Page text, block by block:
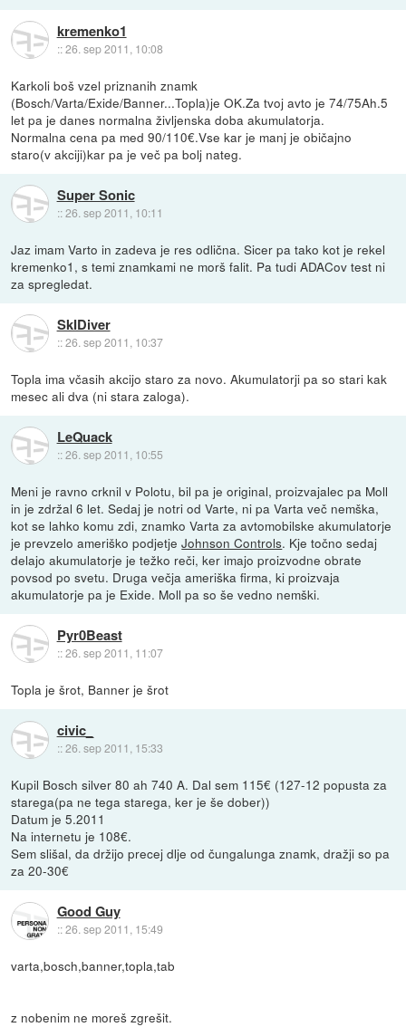
kremenko1
::26. sep 2011, 10:08
Karkoli boš vzel priznanih znamk
(Bosch/Varta/Exide/Banner...Topla)je OK.Za tvoj avto je 74/75Ah.5
let pa je danes normalna življenska doba akumulatorja.
Normalna cena pa med 90/110€.Vse kar je manj je običajno
staro(v akciji)kar pa je več pa bolj nateg.
Super Sonic
::26. sep 2011, 10:11
Jaz imam Varto in zadeva je res odlična. Sicer pa tako kot je rekel
kremenko1, s temi znamkami ne morš falit. Pa tudi ADACov test ni
za spregledat.
SkIDiver
::26. sep 2011, 10:37
Topla ima včasih akcijo staro za novo. Akumulatorji pa so stari kak
mesec ali dva (ni stara zaloga).
LeQuack
::26. sep 2011, 10:55
Meni je ravno crknil v Polotu, bil pa je original, proizvajalec pa Moll
in je zdržal 6 let. Sedaj je notri od Varte, ni pa Varta več nemška,
kot se lahko komu zdi, znamko Varta za avtomobilske akumulatorje
je prevzelo ameriško podjetjeJohnson Controls. Kje točno sedaj
delajo akumulatorje je težko reči, ker imajo proizvodne obrate
povsod po svetu. Druga večja ameriška firma, ki proizvaja
akumulatorje pa je Exide. Moll pa so še vedno nemški.
Pyr0Beast
::26. sep 2011, 11:07
Topla je šrot, Banner je šrot
civic_
::26. sep 2011, 15:33
Kupil Bosch silver 80 ah 740 A. Dal sem 115€ (127-12 popusta za
starega(pa ne tega starega, ker je še dober))
Datum je 5.2011
Na internetu je 108€.
Sem slišal, da držijo precej dlje od čungalunga znamk, dražji so pa
za 20-30€
Good Guy
::26. sep 2011, 15:49
varta,bosch,banner,topla,tab
z nobenim ne moreš zgrešit.